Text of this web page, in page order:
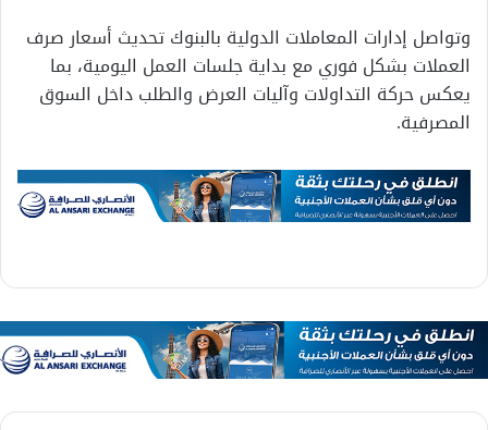
وتواصل إدارات المعاملات الدولية بالبنوك تحديث أسعار صرف
العملات بشكل فوري مع بداية جلسات العمل اليومية، بما
يعكس حركة التداولات وآليات العرض والطلب داخل السوق
المصرفية.